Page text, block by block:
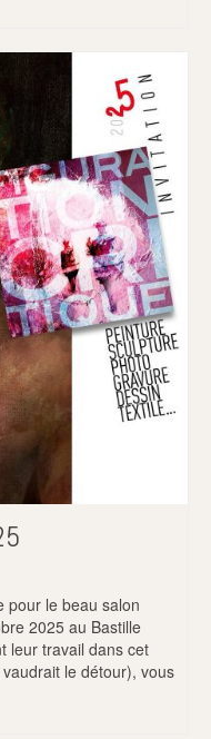
pour le beau salon
2025 au Bastille
leur travail dans cet
le détour), vous